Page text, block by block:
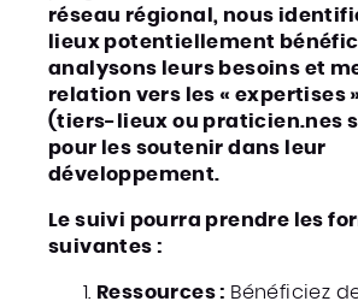
réseau régional, nous
lieux potentiellement
analysons leurs besoins et
relation vers les « expertises
(tiers-lieux ou praticien.nes
pour les soutenir dans leur
développement.
Le suivi pourra prendre les
suivantes :
Ressources : Bénéficiez